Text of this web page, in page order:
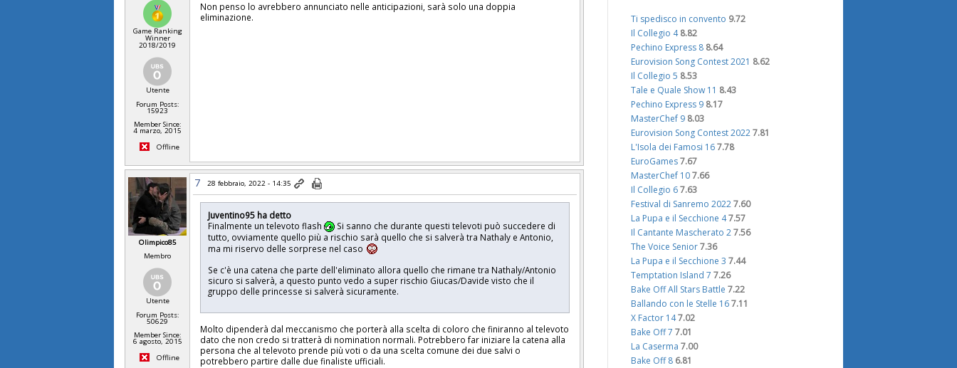
Game Ranking
Winner
2018/2019
Utente
Forum Posts:
15923
Member Since:
4 marzo, 2015
Offline
Non penso lo avrebbero annunciato nelle anticipazioni, sarà solo una doppia
eliminazione.
Olimpico85
Membro
Utente
Forum Posts:
50629
Member Since:
6 agosto, 2015
Offline
7 28 febbraio, 2022 - 14:35
Juventino95 ha detto
Finalmente un televoto flash
Si sanno che durante questi televoti può succedere di
tutto, ovviamente quello più a rischio sarà quello che si salverà tra Nathaly e Antonio,
ma mi riservo delle sorprese nel caso
Se c'è una catena che parte dell'eliminato allora quello che rimane tra Nathaly/Antonio
sicuro si salverà, a questo punto vedo a super rischio Giucas/Davide visto che il
gruppo delle princesse si salverà sicuramente.
Molto dipenderà dal meccanismo che porterà alla scelta di coloro che finiranno al televoto
dato che non credo si tratterà di nomination normali. Potrebbero far iniziare la catena alla
persona che al televoto prende più voti o da una scelta comune dei due salvi o
potrebbero partire dalle due finaliste ufficiali.
Ti spedisco in convento 9.72
Il Collegio 4 8.82
Pechino Express 8 8.64
Eurovision Song Contest 2021 8.62
Il Collegio 5 8.53
Tale e Quale Show 11 8.43
Pechino Express 9 8.17
MasterChef 9 8.03
Eurovision Song Contest 2022 7.81
L'Isola dei Famosi 16 7.78
EuroGames 7.67
MasterChef 10 7.66
Il Collegio 6 7.63
Festival di Sanremo 2022 7.60
La Pupa e il Secchione 47.57
Il Cantante Mascherato 2 7.56
The Voice Senior 7.36
La Pupa e il Secchione 3 7.44
Temptation Island 7 7.26
Bake Off All Stars Battle 7.22
Ballando con le Stelle 16 7.11
X Factor 147.02
Bake Off 7 7.01
La Caserma 7.00
Bake Off 8 6.81